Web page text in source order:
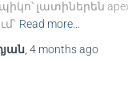
լատիներեն
Read more…
, 4 monthsago